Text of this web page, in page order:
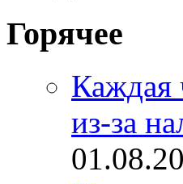
Горячее
Каждая
из-за